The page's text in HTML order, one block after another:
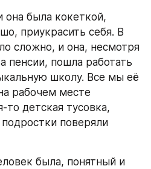
она была кокеткой,
приукрасить себя. В
сложно, и она, несмотря
пенсии, пошла работать
школу. Все мы её
рабочем месте
то детская тусовка,
поверяли
была, понятный и